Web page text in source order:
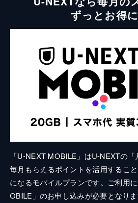
ずっとお得に
「U-NEXT MOBILE」はU-NEXTの
毎月もらえるポイントを活用するこ
になるモバイルプランです。ご利用
OBILE」のお申し込みが必要となりま